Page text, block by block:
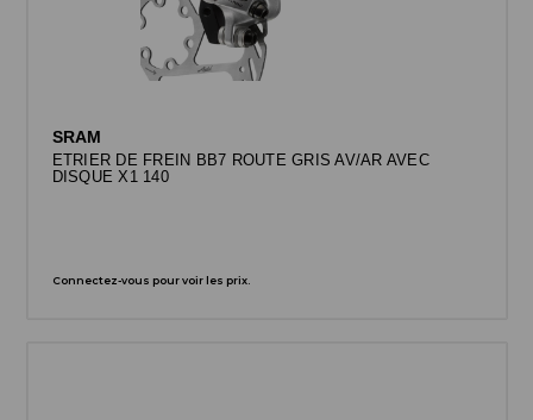
SRAM
ETRIER DE FREIN BB7 ROUTE GRIS AV/AR AVEC
DISQUE X1 140
Connectez-vous pour voir les prix.